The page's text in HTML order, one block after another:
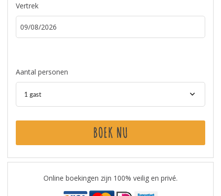
Vertrek
Aantal personen
1 gast
BOEK NU
Online boekingen zijn 100% veilig en privé.